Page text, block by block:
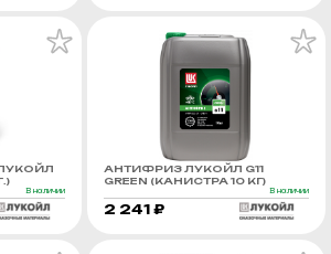
В наличии
АНТИФРИЗ ЛУКОЙЛ G11
GREEN (КАНИСТРА 10 КГ)
В наличии
2 241 ₽